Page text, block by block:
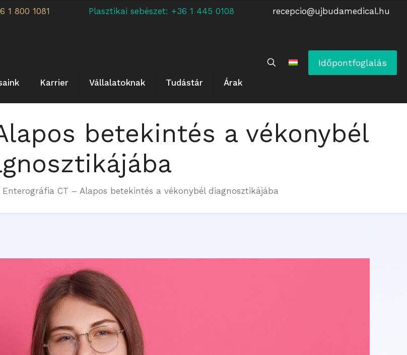
1 800 1081 Plasztikai sebészet: +36 1 445 0108 recepcio@ujbudamedical.hu
Karrier Vállalatoknak Tudástár Árak
Időpontfoglalás
betekintés a vékonybél
Enterográfia CT – Alapos betekintés a vékonybél diagnosztikájába